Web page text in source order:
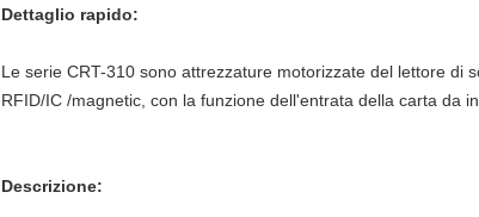
Dettaglio rapido:
Le serie CRT-310 sono attrezzature motorizzate del lettore di
RFID/IC /magnetic, con la funzione dell'entrata della carta da
Descrizione: